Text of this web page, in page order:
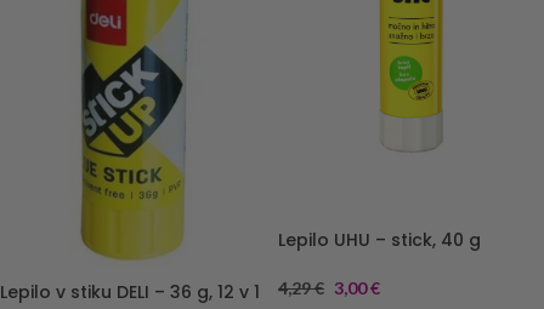
Lepilo v stiku DELI – 36 g, 12 v 1
Lepilo UHU – stick, 40 g
4,29€ 3,00€